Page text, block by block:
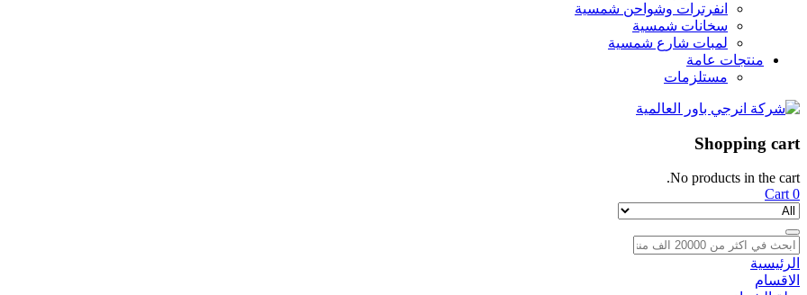
انفرترات وشواحن شمسية
سخانات شمسية
لمبات شارع شمسية
منتجات عامة
مستلزمات
Shopping cart
No products in the cart.
0
Cart
الرئيسية
الاقسام